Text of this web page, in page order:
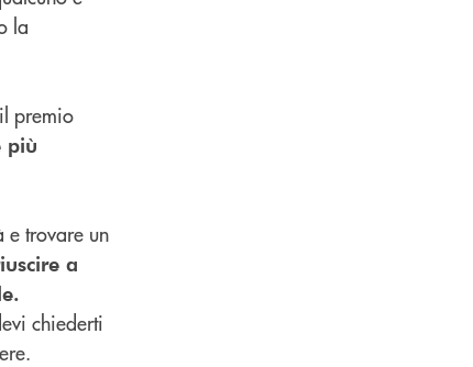
la
premio
più
e trovare un
a
chiederti